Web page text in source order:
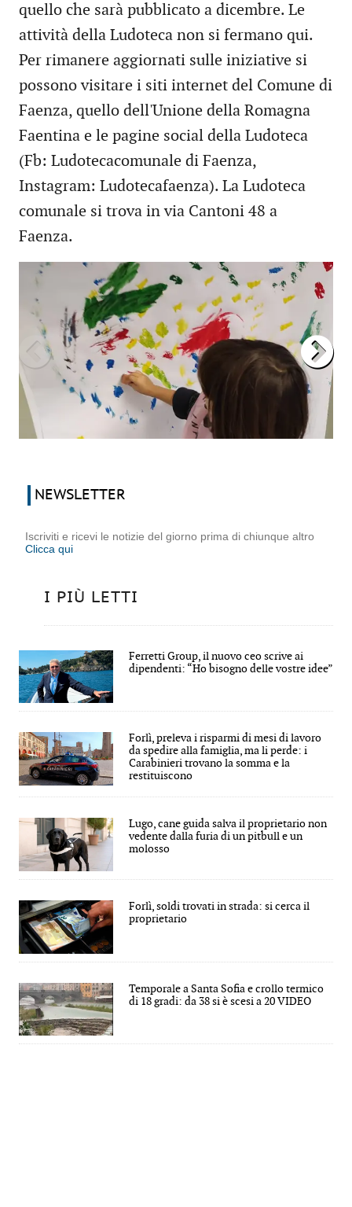
quello che sarà pubblicato a dicembre. Le
attività della Ludoteca non si fermano qui.
Per rimanere aggiornati sulle iniziative si
possono visitare i siti internet del Comune di
Faenza, quello dell'Unione della Romagna
Faentina e le pagine social della Ludoteca
(Fb: Ludotecacomunale di Faenza,
Instagram: Ludotecafaenza). La Ludoteca
comunale si trova in via Cantoni 48 a
Faenza.
NEWSLETTER
Iscriviti e ricevi le notizie del giorno prima di chiunque altro
Clicca qui
I PIÙ LETTI
Ferretti Group, il nuovo ceo scrive ai
dipendenti: “Ho bisogno delle vostre idee”
Forlì, preleva i risparmi di mesi di lavoro
da spedire alla famiglia, ma li perde: i
Carabinieri trovano la somma e la
restituiscono
Lugo, cane guida salva il proprietario non
vedente dalla furia di un pitbull e un
molosso
Forlì, soldi trovati in strada: si cerca il
proprietario
Temporale a Santa Sofia e crollo termico
di 18 gradi: da 38 si è scesi a 20 VIDEO